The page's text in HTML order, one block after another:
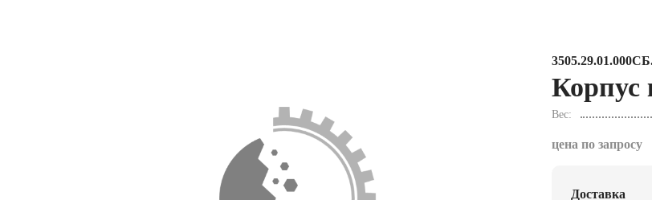
Корпус
Вес
цена по запросу
Доставка